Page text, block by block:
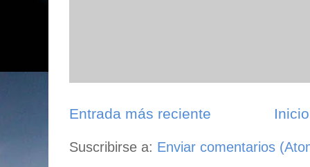
Entrada más reciente Inicio
Suscribirse a: Enviar comentarios